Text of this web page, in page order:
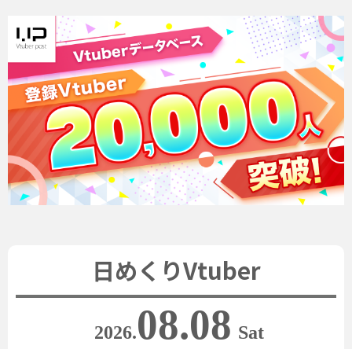
日めくりVtuber
2026.08.08 Sat